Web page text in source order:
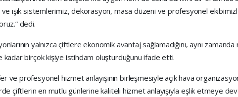
ve ışık sistemlerimiz, dekorasyon, masa düzeni ve profesyonel
dedi.
yalnızca çiftlere ekonomik avantaj sağlamadığını, aynı
birçok kişiye istihdam oluşturduğunu ifade etti.
ve profesyonel hizmet anlayışının birleşmesiyle açık hava
çiftlerin en mutlu günlerine kaliteli hizmet anlayışıyla eşlik etmeye